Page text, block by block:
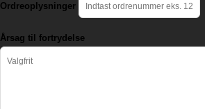
Ordreoplysninger
Årsag til fortrydelse